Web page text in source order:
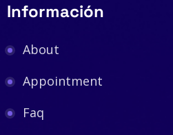
Información
About
Appointment
Faq